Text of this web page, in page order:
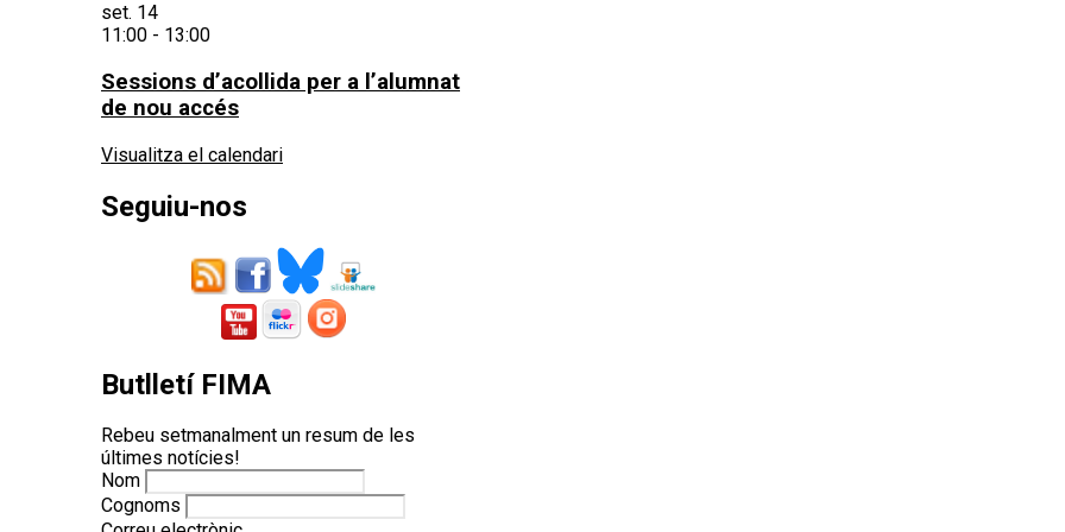
set. 14
11:00 - 13:00
Sessions d’acollida per a l’alumnat
de nou accés
Visualitza el calendari
Seguiu-nos
Butlletí FIMA
Rebeu setmanalment un resum de les
últimes notícies!
Nom
Cognoms